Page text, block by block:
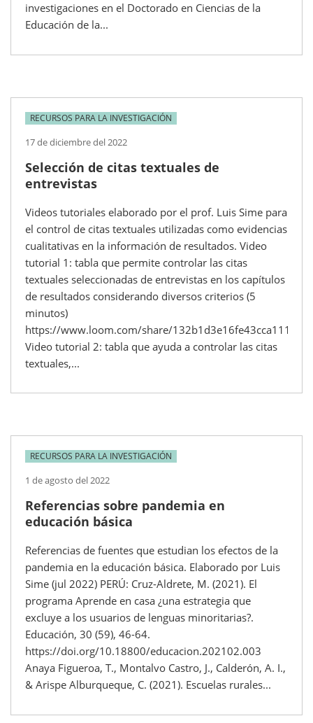
investigaciones en el Doctorado en Ciencias de la
Educación de la...
RECURSOS PARA LA INVESTIGACIÓN
17 de diciembre del 2022
Selección de citas textuales de
entrevistas
Videos tutoriales elaborado por el prof. Luis Sime para
el control de citas textuales utilizadas como evidencias
cualitativas en la información de resultados. Video
tutorial 1: tabla que permite controlar las citas
textuales seleccionadas de entrevistas en los capítulos
de resultados considerando diversos criterios (5
minutos)
https://www.loom.com/share/
Video tutorial 2: tabla que ayuda a controlar las citas
textuales,...
RECURSOS PARA LA INVESTIGACIÓN
1 de agosto del 2022
Referencias sobre pandemia en
educación básica
Referencias de fuentes que estudian los efectos de la
pandemia en la educación básica. Elaborado por Luis
Sime (jul 2022) PERÚ: Cruz-Aldrete, M. (2021). El
programa Aprende en casa ¿una estrategia que
excluye a los usuarios de lenguas minoritarias?.
Educación, 30 (59), 46-64.
https://doi.org/10.18800/educacion.202102.003
Anaya Figueroa, T., Montalvo Castro, J., Calderón, A. I.,
& Arispe Alburqueque, C. (2021). Escuelas rurales...